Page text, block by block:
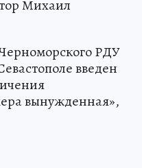
Михаил
РДУ
введен
вынужденная»,